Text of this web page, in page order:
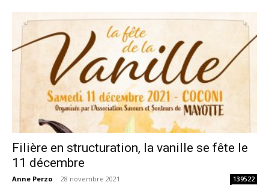
Filière en structuration, la vanille se fête le
11 décembre
Anne Perzo - 28 novembre 2021 139522